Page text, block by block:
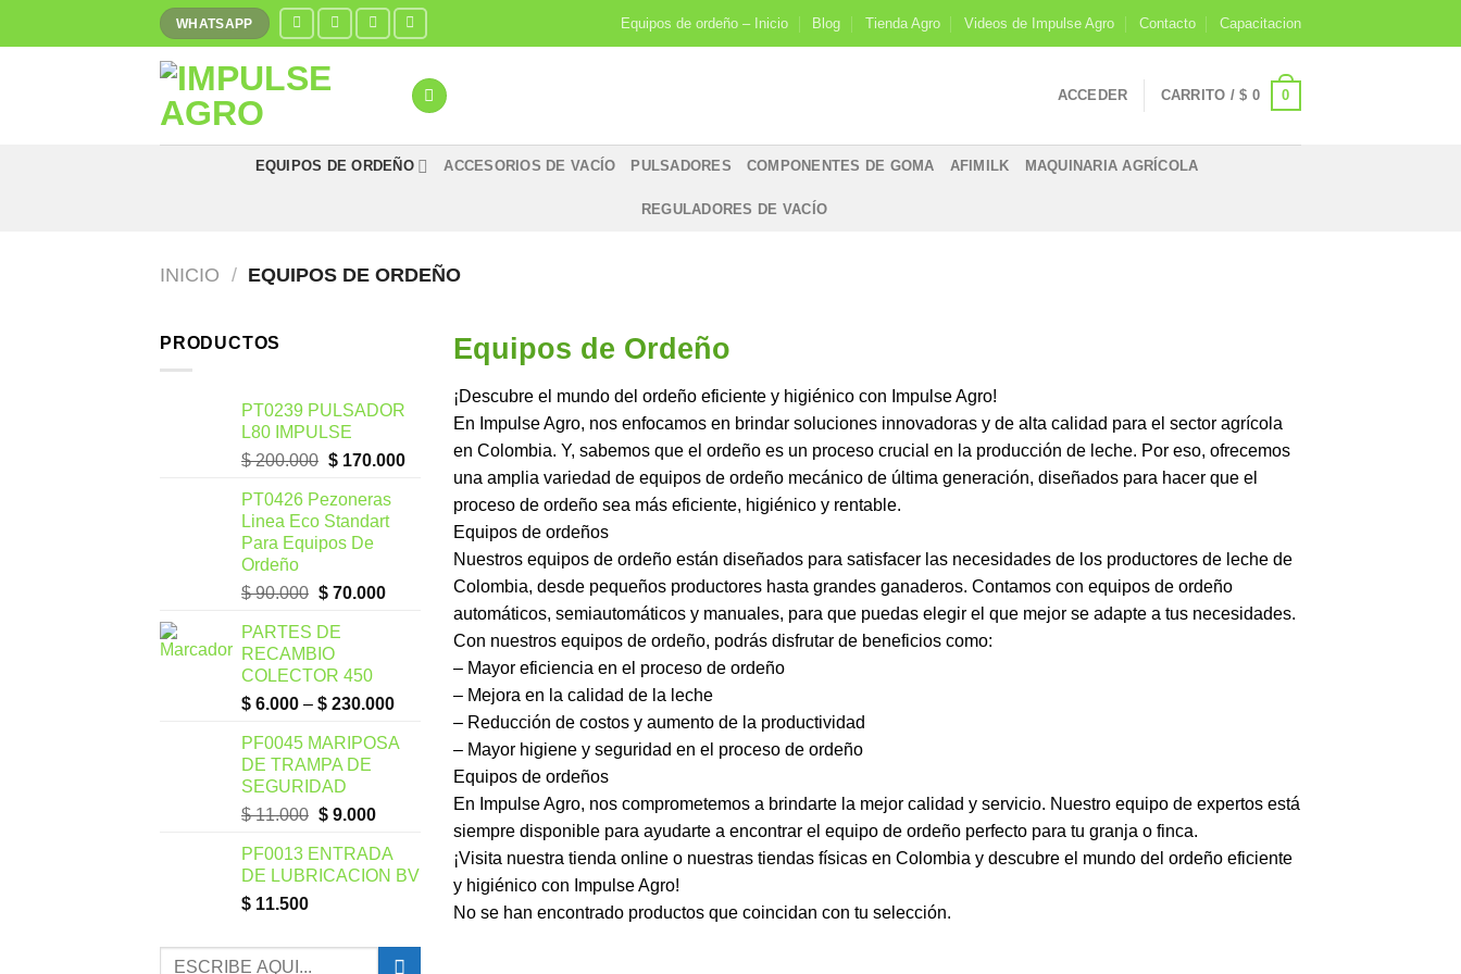
WHATSAPP Equipos de ordeño – Inicio Blog Tienda Agro Videos de Impulse Agro Contacto Capacitacion
ACCEDER CARRITO /$ 0 0
EQUIPOS DE ORDEÑO ACCESORIOS DE VACÍO PULSADORES COMPONENTES DE GOMA AFIMILK MAQUINARIA AGRÍCOLA
REGULADORES DE VACÍO
INICIO / EQUIPOS DE ORDEÑO
PRODUCTOS
PT0239 PULSADOR
L80 IMPULSE
$200.000 $170.000
PT0426 Pezoneras
Linea Eco Standart
Para Equipos De
Ordeño
$90.000 $70.000
PARTES DE
RECAMBIO
COLECTOR 450
$ 6.000 – $ 230.000
PF0045 MARIPOSA
DE TRAMPA DE
SEGURIDAD
$11.000 $9.000
PF0013 ENTRADA
DE LUBRICACION BV
$ 11.500
Buscar
Equipos de Ordeño
¡Descubre el mundo del ordeño eficiente y higiénico con Impulse Agro!
En Impulse Agro, nos enfocamos en brindar soluciones innovadoras y de alta calidad para el sector agrícola
en Colombia. Y, sabemos que el ordeño es un proceso crucial en la producción de leche. Por eso, ofrecemos
una amplia variedad de equipos de ordeño mecánico de última generación, diseñados para hacer que el
proceso de ordeño sea más eficiente, higiénico y rentable.
Equipos de ordeños
Nuestros equipos de ordeño están diseñados para satisfacer las necesidades de los productores de leche de
Colombia, desde pequeños productores hasta grandes ganaderos. Contamos con equipos de ordeño
automáticos, semiautomáticos y manuales, para que puedas elegir el que mejor se adapte a tus necesidades.
Con nuestros equipos de ordeño, podrás disfrutar de beneficios como:
– Mayor eficiencia en el proceso de ordeño
– Mejora en la calidad de la leche
– Reducción de costos y aumento de la productividad
– Mayor higiene y seguridad en el proceso de ordeño
Equipos de ordeños
En Impulse Agro, nos comprometemos a brindarte la mejor calidad y servicio. Nuestro equipo de expertos está
siempre disponible para ayudarte a encontrar el equipo de ordeño perfecto para tu granja o finca.
¡Visita nuestra tienda online o nuestras tiendas físicas en Colombia y descubre el mundo del ordeño eficiente
y higiénico con Impulse Agro!
No se han encontrado productos que coincidan con tu selección.